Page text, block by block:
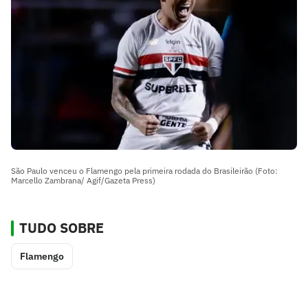
São Paulo venceu o Flamengo pela primeira rodada do Brasileirão (Foto:
Marcello Zambrana/ Agif/Gazeta Press)
TUDO SOBRE
Flamengo